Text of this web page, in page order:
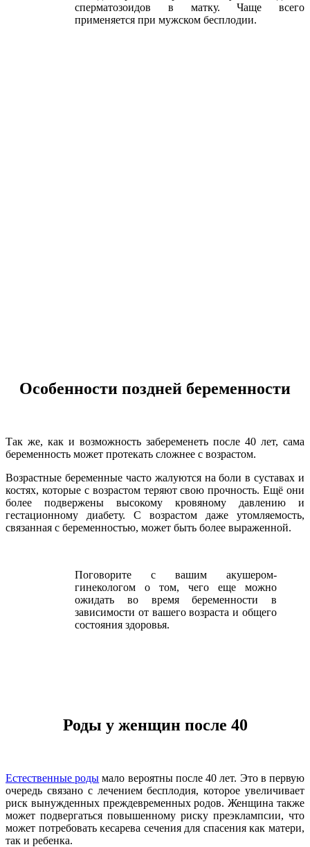
сперматозоидов в матку. Чаще всего
применяется при мужском бесплодии.
Особенности поздней беременности
Так же, как и возможность забеременеть после 40 лет, сама
беременность может протекать сложнее с возрастом.
Возрастные беременные часто жалуются на боли в суставах и
костях, которые с возрастом теряют свою прочность. Ещё они
более подвержены высокому кровяному давлению и
гестационному диабету. С возрастом даже утомляемость,
связанная с беременностью, может быть более выраженной.
Поговорите с вашим акушером-
гинекологом о том, чего еще можно
ожидать во время беременности в
зависимости от вашего возраста и общего
состояния здоровья.
Роды у женщин после 40
Естественные роды мало вероятны после 40 лет. Это в первую
очередь связано с лечением бесплодия, которое увеличивает
риск вынужденных преждевременных родов. Женщина также
может подвергаться повышенному риску преэклампсии, что
может потребовать кесарева сечения для спасения как матери,
так и ребенка.